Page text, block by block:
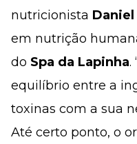
nutricionista Daniel
em nutrição
do Spa da Lapinha.
equilíbrio entre a
toxinas com a sua
Até certo ponto, o